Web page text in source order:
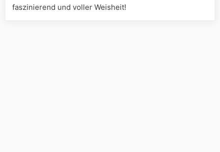
faszinierend und voller Weisheit!